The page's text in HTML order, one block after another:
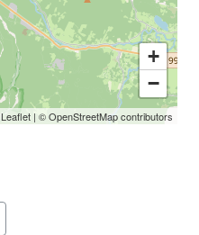
+
−
Leaflet | ©OpenStreetMapcontributors